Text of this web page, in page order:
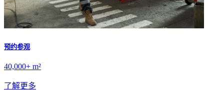
预约参观
40,000+ m²
了解更多